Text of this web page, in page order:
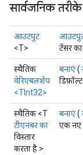
सार्वजनिक तरीके
आउटपुट
<T>
टेंसर का
स्थैतिक
वेरिएबलशेप
<TInt32>
बनाएं(
स्थैतिक <T
टीएनंबर का
विस्तार
करता है >
बनाएं(
एक नए